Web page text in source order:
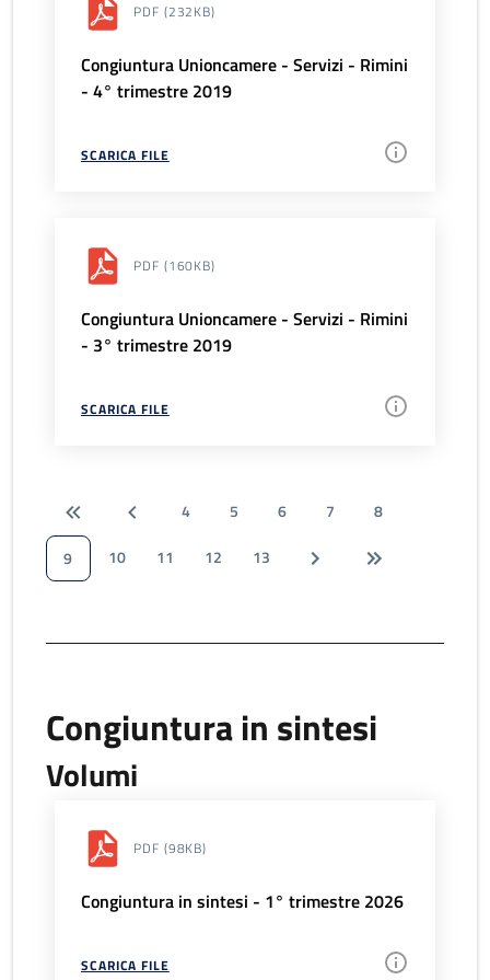
PDF (232KB)
Congiuntura Unioncamere - Servizi - Rimini
- 4° trimestre 2019
SCARICA FILE
PDF (160KB)
Congiuntura Unioncamere - Servizi - Rimini
- 3° trimestre 2019
SCARICA FILE
4 5 6 7
8
9
10 11 12 13
Congiuntura in sintesi
Volumi
PDF (98KB)
Congiuntura in sintesi - 1° trimestre 2026
SCARICA FILE